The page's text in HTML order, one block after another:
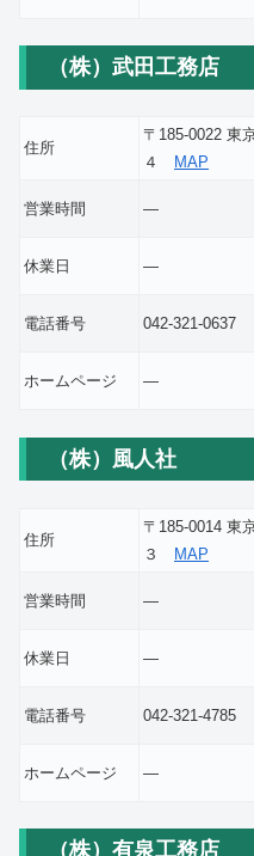
（株）武田工務店
住所
〒185-0022 東
４
MAP
営業時間 ―
休業日 ―
電話番号 042-321-0637
ホームページ ―
（株）風人社
住所
〒185-0014 東
３
MAP
営業時間 ―
休業日 ―
電話番号 042-321-4785
ホームページ ―
（株）有泉工務店